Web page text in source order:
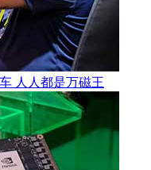
人人都是万磁王